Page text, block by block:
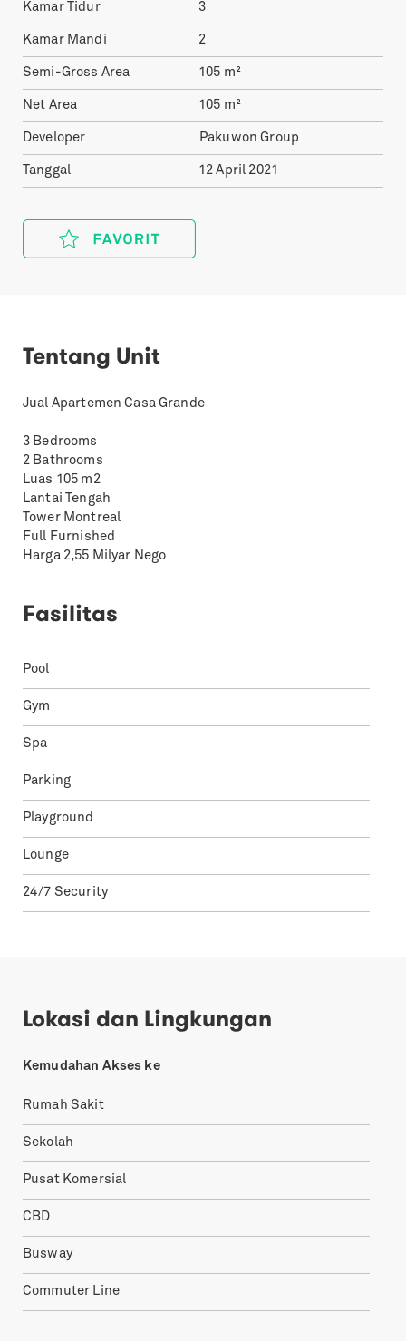
Kamar Tidur 3
Kamar Mandi 2
Semi-Gross Area 105 m²
Net Area 105 m²
Developer Pakuwon Group
Tanggal 12 April 2021
Tentang Unit
Jual Apartemen Casa Grande
3 Bedrooms
2 Bathrooms
Luas 105 m2
Lantai Tengah
Tower Montreal
Full Furnished
Harga 2,55 Milyar Nego
Fasilitas
Pool
Gym
Spa
Parking
Playground
Lounge
24/7 Security
Lokasi dan Lingkungan
Kemudahan Akses ke
Rumah Sakit
Sekolah
Pusat Komersial
CBD
Busway
Commuter Line